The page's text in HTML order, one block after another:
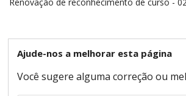
Renovação de reconhecimento de curso -
Ajude-nos a melhorar esta página
Você sugere alguma correção ou